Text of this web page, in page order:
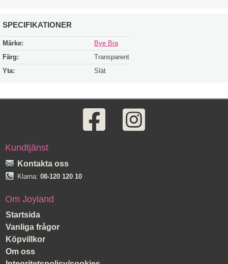
SPECIFIKATIONER
Märke:
Bye Bra
Färg:
Transparent
Yta:
Slät
Kundtjänst
Kontakta oss
Klarna: 08-120 120 10
Om Joyland
Startsida
Vanliga frågor
Köpvillkor
Om oss